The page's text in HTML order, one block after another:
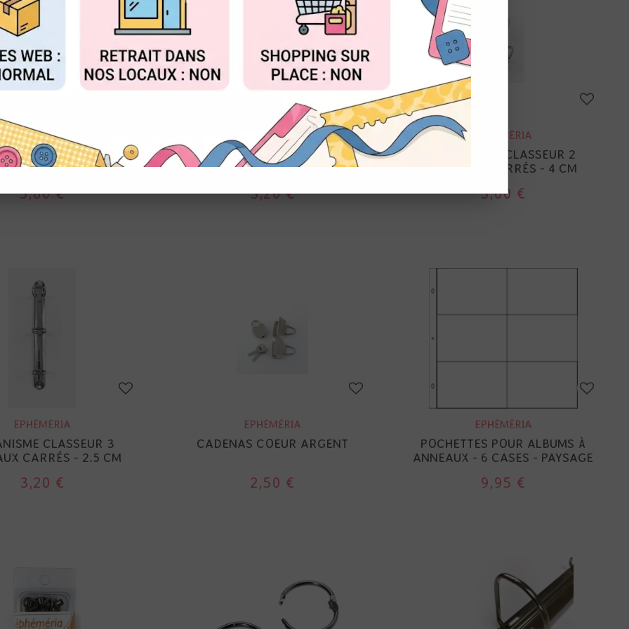
EPHÉMÉRIA
- ARGENT & OR
3,80 €
EPHÉMÉRIA
MÉCANISME CLASSEUR 2
ANNEAUX CARRÉS - 4.5 CM
3,20 €
EPHÉMÉRIA
MÉCANISME CLASSEUR 2
ANNEAUX CARRÉS - 4 CM
3,00 €
EPHÉMÉRIA
CLASSEUR 3
CARRÉS - 2.5 CM
3,20 €
EPHÉMÉRIA
CADENAS COEUR ARGENT
2,50 €
EPHÉMÉRIA
POCHETTES POUR ALBUMS À
ANNEAUX - 6 CASES - PAYSAGE
9,95 €
ACCEPTER TOUT